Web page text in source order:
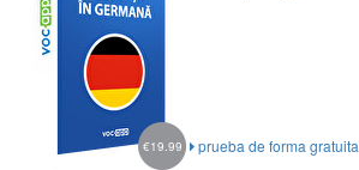
prueba de forma gratuita
€19.99